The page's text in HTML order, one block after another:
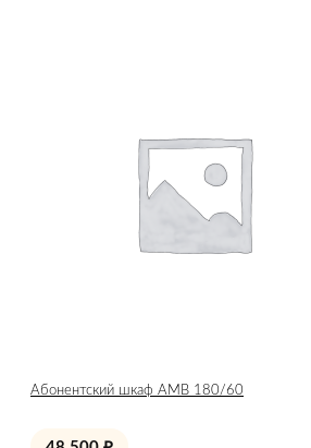
Абонентский шкаф AMB 180/60